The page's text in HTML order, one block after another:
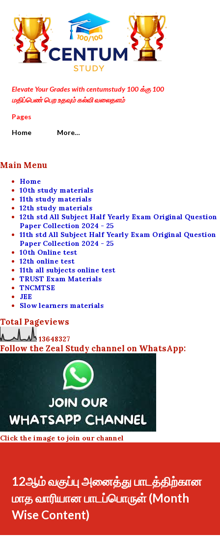
Skip to main content
Elevate Your Grades with centumstudy 100 க்கு 100
மதிப்பெண் பெற உதவும் கல்வி வலைதளம்
Pages
Home
More…
Main Menu
Home
10th study materials
11th study materials
12th study materials
12th std All Subject Half Yearly Exam Original Question
Paper Collection 2024 - 25
11th std All Subject Half Yearly Exam Original Question
Paper Collection 2024 - 25
10th Online test
12th online test
11th all subjects online test
TRUST Exam Materials
TNCMTSE
JEE
Slow learners materials
Total Pageviews
13648327
Follow the Zeal Study channel on WhatsApp:
Click the image to join our channel
12ஆம் வகுப்பு அனைத்து பாடத்திற்கான
மாத வாரியான பாடப்பொருள் (Month
Wise Content)